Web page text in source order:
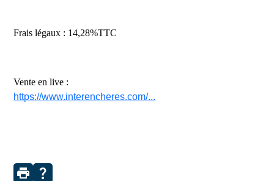
Frais légaux : 14,28%TTC
Vente en live :
https://www.interencheres.com/...
print question_mark